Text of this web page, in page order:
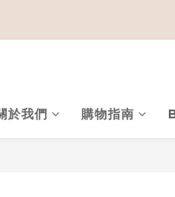
於我們 購物指南